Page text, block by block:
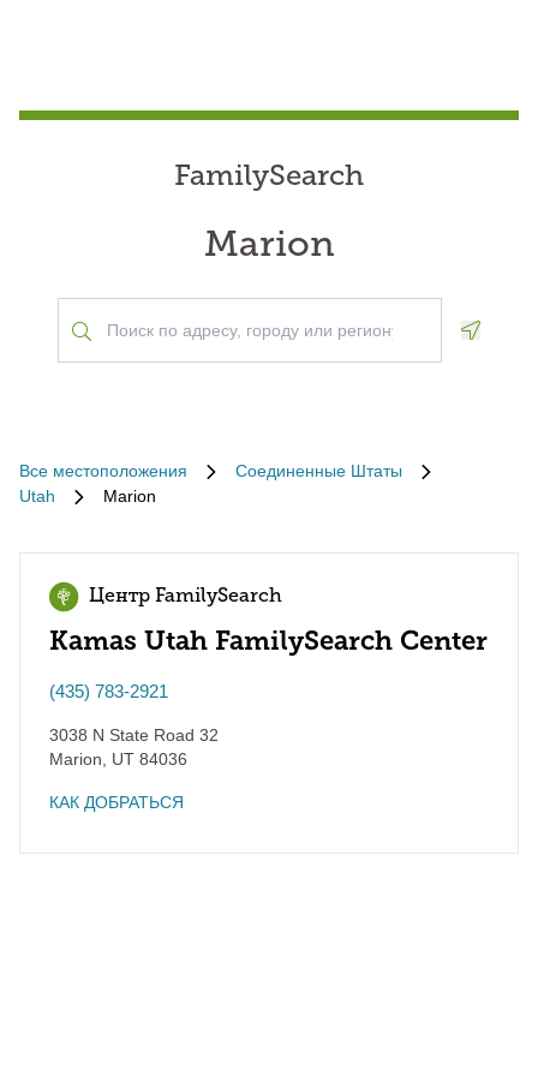
FamilySearch
Marion
Все местоположения
Соединенные Штаты
Utah
Marion
Центр FamilySearch
Kamas Utah FamilySearch Center
(435) 783-2921
3038 N State Road 32
Marion
UT 84036
КАК ДОБРАТЬСЯ